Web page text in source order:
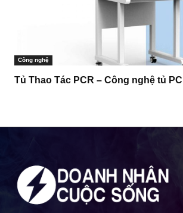
Công nghệ
Tủ Thao Tác PCR – Công nghệ tủ